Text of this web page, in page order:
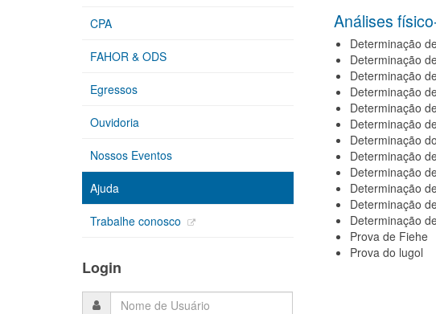
Análises
Determinação
Determinação
Determinação
Determinação
Determinação
Determinação
Determinação
Determinação
Determinação
Determinação
Determinação
Determinação
Prova de Fiehe
Prova do lugol
CPA
FAHOR & ODS
Egressos
Ouvidoria
Nossos Eventos
Ajuda
Trabalhe conosco
Login